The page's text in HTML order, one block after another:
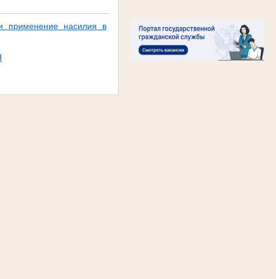
применение насилия в